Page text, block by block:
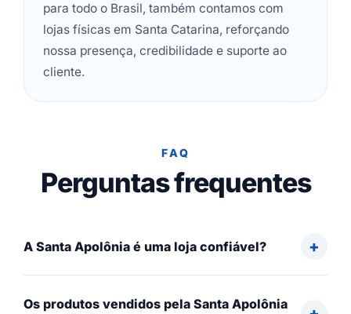
para todo o Brasil, também contamos com
lojas físicas em Santa Catarina, reforçando
nossa presença, credibilidade e suporte ao
cliente.
FAQ
Perguntas frequentes
A Santa Apolônia é uma loja confiável?
Os produtos vendidos pela Santa Apolônia